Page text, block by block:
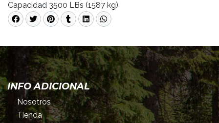
Capacidad 3500 LBs (1587 kg)
INFO ADICIONAL
Nosotros
Tienda